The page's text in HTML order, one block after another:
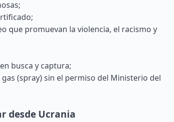
que promuevan la violencia, el racismo y
busca y captura;
(spray) sin el permiso del Ministerio del
desde Ucrania